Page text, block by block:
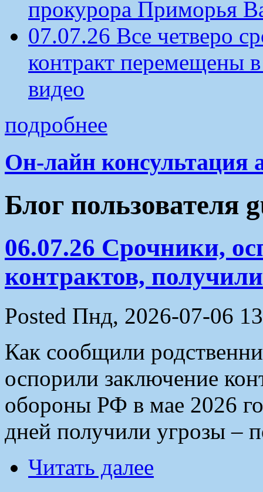
прокурора Приморья
07.07.26 Все четверо
контракт перемещены
видео
подробнее
Он-лайн консультация
Блог пользователя
06.07.26 Срочники,
контрактов,
Posted Пнд, 2026-07-06
Как сообщили
оспорили заключение
обороны РФ в мае 2026
дней получили угрозы –
Читать далее